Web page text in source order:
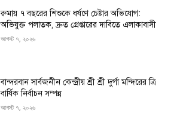
রুমায় ৭ বছরের শিশুকে ধর্ষণে চেষ্টার অভিযোগ:
অভিযুক্ত পলাতক, দ্রুত গ্রেপ্তারের দাবিতে এলাকাবাসী
আগস্ট ৭, ২০২৬
বান্দরবান সার্বজনীন কেন্দ্রীয় শ্রী শ্রী দুর্গা মন্দিরের ত্রি
বার্ষিক নির্বাচন সম্পন্ন
আগস্ট ৭, ২০২৬